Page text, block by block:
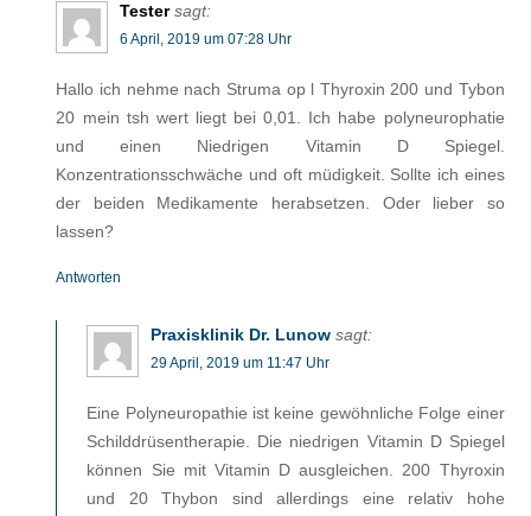
Tester sagt:
6 April, 2019 um 07:28 Uhr
Hallo ich nehme nach Struma op l Thyroxin 200 und Tybon
20 mein tsh wert liegt bei 0,01. Ich habe polyneurophatie
und einen Niedrigen Vitamin D Spiegel.
Konzentrationsschwäche und oft müdigkeit. Sollte ich eines
der beiden Medikamente herabsetzen. Oder lieber so
lassen?
Antworten
Praxisklinik Dr. Lunow sagt:
29 April, 2019 um 11:47 Uhr
Eine Polyneuropathie ist keine gewöhnliche Folge einer
Schilddrüsentherapie. Die niedrigen Vitamin D Spiegel
können Sie mit Vitamin D ausgleichen. 200 Thyroxin
und 20 Thybon sind allerdings eine relativ hohe